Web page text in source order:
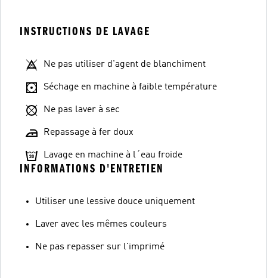
INSTRUCTIONS DE LAVAGE
Ne pas utiliser d'agent de blanchiment
Séchage en machine à faible température
Ne pas laver à sec
Repassage à fer doux
Lavage en machine à l´eau froide
INFORMATIONS D'ENTRETIEN
Utiliser une lessive douce uniquement
Laver avec les mêmes couleurs
Ne pas repasser sur l'imprimé